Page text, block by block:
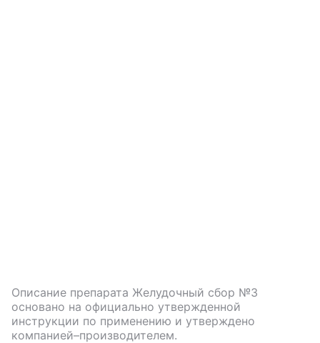
Описание препарата Желудочный сбор №3
основано на официально утвержденной
инструкции по применению и утверждено
компанией–производителем.